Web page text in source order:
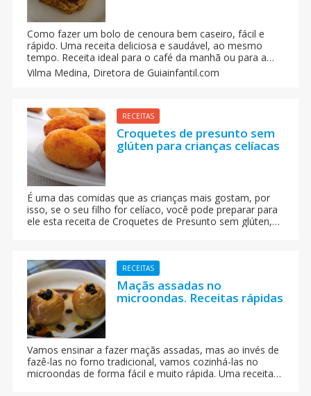
Como fazer um bolo de cenoura bem caseiro, fácil e
rápido. Uma receita deliciosa e saudável, ao mesmo
tempo. Receita ideal para o café da manhã ou para a
merenda das crianças
Vilma Medina, Diretora de Guiainfantil.com
RECEITAS
Croquetes de presunto sem
glúten para crianças celíacas
É uma das comidas que as crianças mais gostam, por
isso, se o seu filho for celíaco, você pode preparar para
ele esta receita de Croquetes de Presunto sem glúten,
RECEITAS
Maçãs assadas no
microondas. Receitas rápidas
Vamos ensinar a fazer maçãs assadas, mas ao invés de
fazê-las no forno tradicional, vamos cozinhá-las no
microondas de forma fácil e muito rápida. Uma receita